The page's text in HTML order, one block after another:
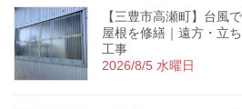
【三豊市高瀬町】台風
屋根を修繕｜遠方・立
工事
2026/8/5 水曜日